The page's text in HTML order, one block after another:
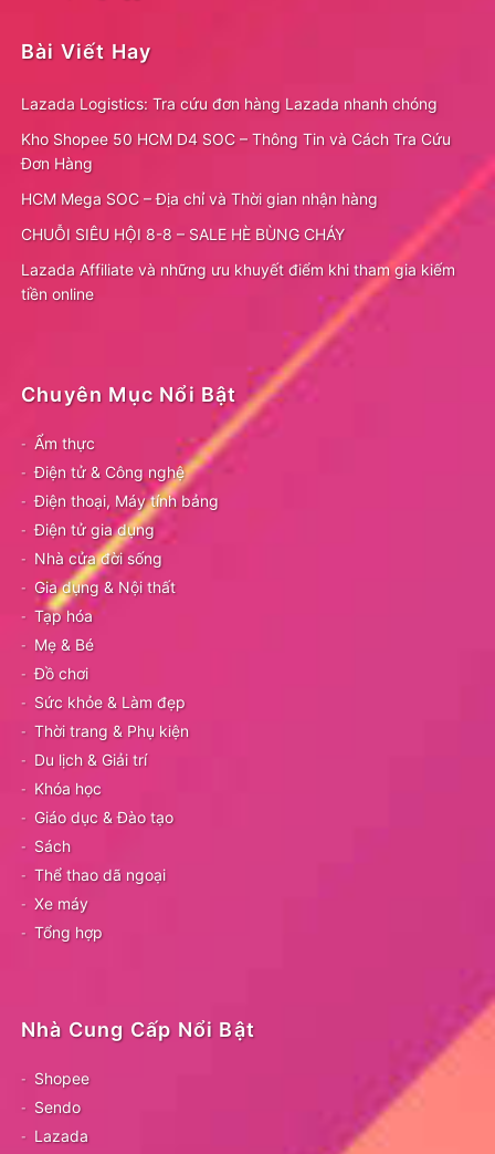
Bài Viết Hay
Lazada Logistics: Tra cứu đơn hàng Lazada nhanh chóng
Kho Shopee 50 HCM D4 SOC – Thông Tin và Cách Tra Cứu
Đơn Hàng
HCM Mega SOC – Địa chỉ và Thời gian nhận hàng
CHUỖI SIÊU HỘI 8-8 – SALE HÈ BÙNG CHÁY
Lazada Affiliate và những ưu khuyết điểm khi tham gia kiếm
tiền online
Chuyên Mục Nổi Bật
Ẩm thực
Điện tử & Công nghệ
Điện thoại, Máy tính bảng
Điện tử gia dụng
Nhà cửa đời sống
Gia dụng & Nội thất
Tạp hóa
Mẹ & Bé
Đồ chơi
Sức khỏe & Làm đẹp
Thời trang & Phụ kiện
Du lịch & Giải trí
Khóa học
Giáo dục & Đào tạo
Sách
Thể thao dã ngoại
Xe máy
Tổng hợp
Nhà Cung Cấp Nổi Bật
Shopee
Sendo
Lazada